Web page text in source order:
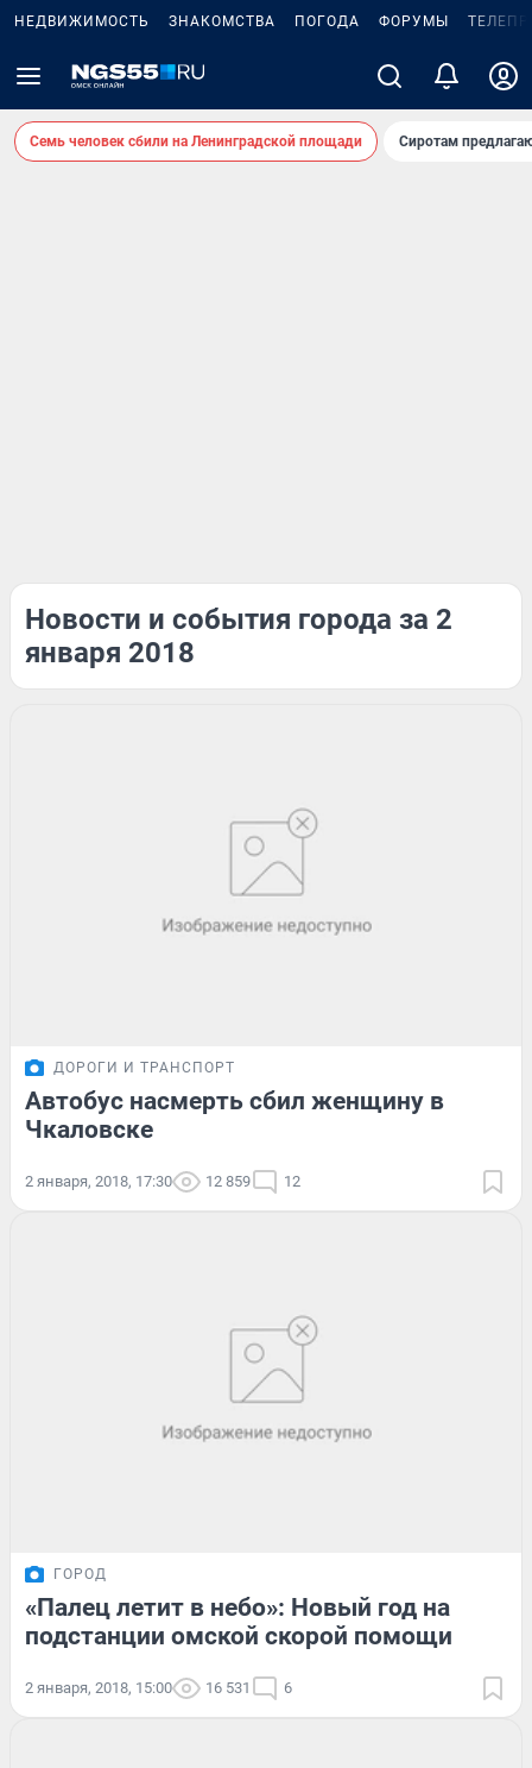
НЕДВИЖИМОСТЬ ЗНАКОМСТВА ПОГОДА ФОРУМЫ
Семь человек сбили на Ленинградской площади Сиротам
Новости и события города за 2
января 2018
ДОРОГИ И ТРАНСПОРТ
Автобус насмерть сбил женщину в
Чкаловске
2 января, 2018, 17:30 12 859 12
ГОРОД
«Палец летит в небо»: Новый год на
подстанции омской скорой помощи
2 января, 2018, 15:00 16 531 6